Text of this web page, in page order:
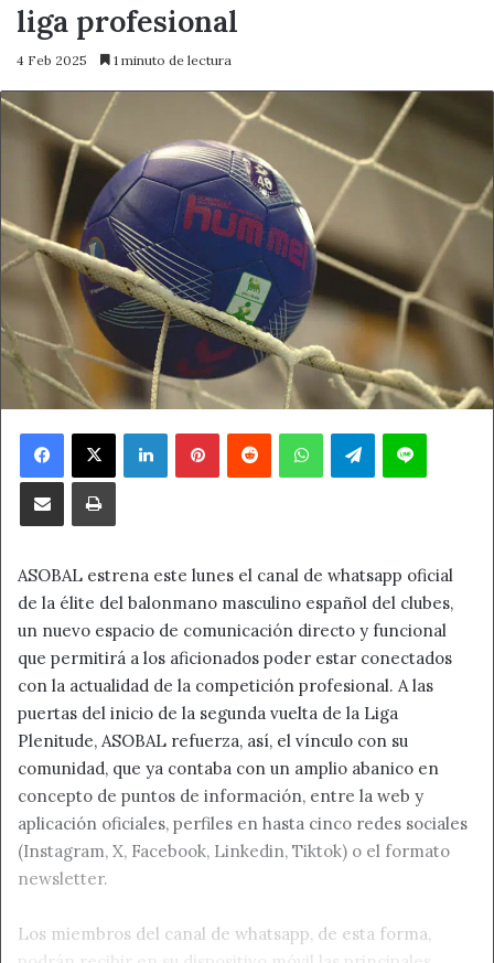
liga profesional
4 Feb 2025 1 minuto de lectura
Facebook
X LinkedInPinterestReddit WhatsAppTelegramLine
Compartir por correo electrónicoImprimir
ASOBAL estrena este lunes el canal de whatsapp oficial
de la élite del balonmano masculino español del clubes,
un nuevo espacio de comunicación directo y funcional
que permitirá a los aficionados poder estar conectados
con la actualidad de la competición profesional. A las
puertas del inicio de la segunda vuelta de la Liga
Plenitude, ASOBAL refuerza, así, el vínculo con su
comunidad, que ya contaba con un amplio abanico en
concepto de puntos de información, entre la web y
aplicación oficiales, perfiles en hasta cinco redes sociales
(Instagram, X, Facebook, Linkedin, Tiktok) o el formato
newsletter.
Los miembros del canal de whatsapp, de esta forma,